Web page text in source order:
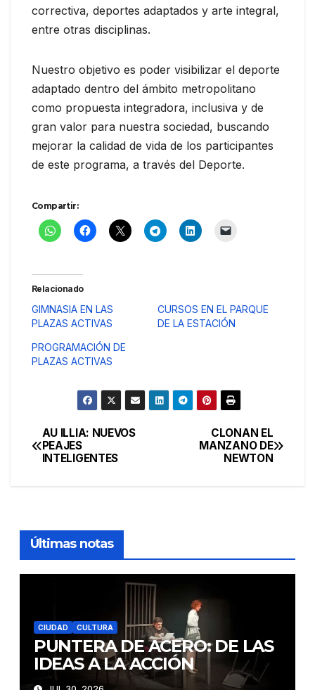
correctiva, deportes adaptados y arte integral,
entre otras disciplinas.
Nuestro objetivo es poder visibilizar el deporte
adaptado dentro del ámbito metropolitano
como propuesta integradora, inclusiva y de
gran valor para nuestra sociedad, buscando
mejorar la calidad de vida de los participantes
de este programa, a través del Deporte.
Compartir:
Relacionado
GIMNASIA EN LAS
PLAZAS ACTIVAS
CURSOS EN EL PARQUE
DE LA ESTACIÓN
PROGRAMACIÓN DE
PLAZAS ACTIVAS
Navegación
de
CLONAN EL
MANZANO DE
NEWTON
AU ILLIA: NUEVOS
PEAJES
INTELIGENTES
Últimas notas
CIUDAD CULTURA
PUNTERA DE ACERO: DE LAS
IDEAS A LA ACCIÓN